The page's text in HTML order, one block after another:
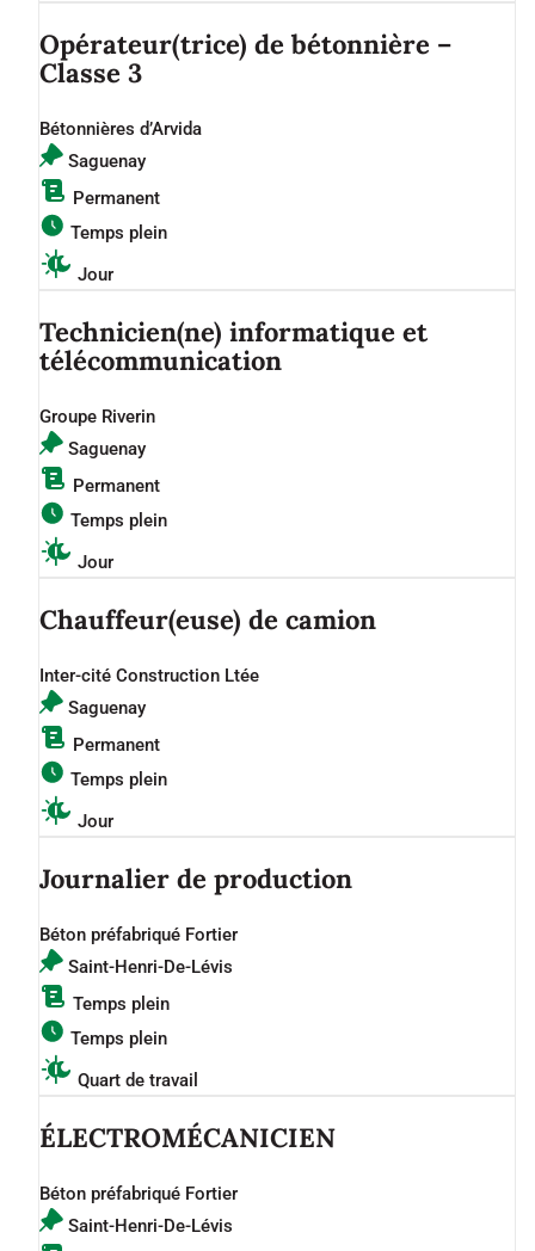
Opérateur(trice) de bétonnière –
Classe 3
Bétonnières d’Arvida
Saguenay
Permanent
Temps plein
Jour
Technicien(ne) informatique et
télécommunication
Groupe Riverin
Saguenay
Permanent
Temps plein
Jour
Chauffeur(euse) de camion
Inter-cité Construction Ltée
Saguenay
Permanent
Temps plein
Jour
Journalier de production
Béton préfabriqué Fortier
Saint-Henri-De-Lévis
Temps plein
Temps plein
Quart de travail
ÉLECTROMÉCANICIEN
Béton préfabriqué Fortier
Saint-Henri-De-Lévis